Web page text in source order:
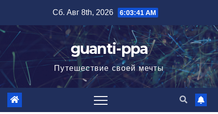
содержимому
Сб. Авг 8th, 2026 6:03:42 AM
guanti-ppa
Путешествие своей мечты